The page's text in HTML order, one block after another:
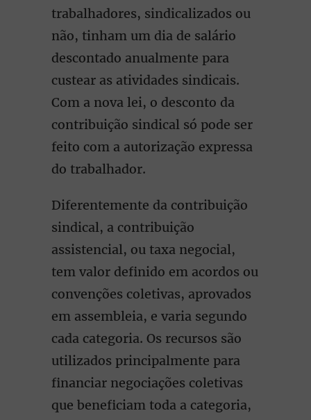
trabalhadores, sindicalizados ou
não, tinham um dia de salário
descontado anualmente para
custear as atividades sindicais.
Com a nova lei, o desconto da
contribuição sindical só pode ser
feito com a autorização expressa
do trabalhador.
Diferentemente da contribuição
sindical, a contribuição
assistencial, ou taxa negocial,
tem valor definido em acordos ou
convenções coletivas, aprovados
em assembleia, e varia segundo
cada categoria. Os recursos são
utilizados principalmente para
financiar negociações coletivas
que beneficiam toda a categoria,